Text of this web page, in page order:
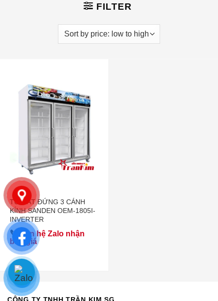
FILTER
TỦ MÁT ĐỨNG 3 CÁNH
KÍNH SANDEN OEM-1805I-
INVERTER
Liên hệ Zalo nhận
báo giá
CÔNG TY TNHH TRẦN KIM SG